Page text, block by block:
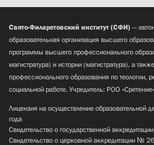
Свято-Филаретовский институт (СФИ) —
образовательная организация высшего
программы высшего профессионального
магистратура) и истории (магистратура), а
профессионального образования по теологии,
социальной работе. Учредитель: РОО
Лицензия на осуществление образовательной
года
Свидетельство о государственной
Свидетельство о церковной аккредитации №